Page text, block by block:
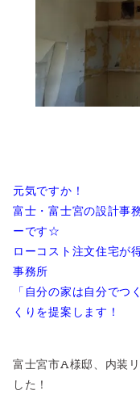
元気ですか！
富士・富士宮の設計事
ーです☆
ローコスト注文住宅が
事務所
「自分の家は自分でつ
くりを提案します！
富士宮市A様邸、内装
した！